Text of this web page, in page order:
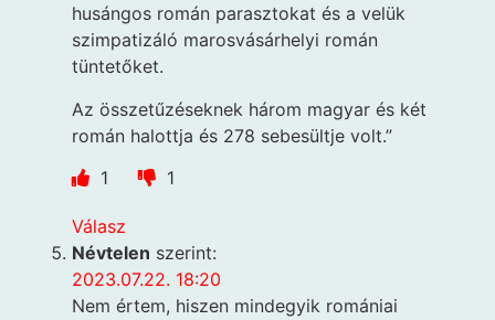
husángos román parasztokat és a velük
szimpatizáló marosvásárhelyi román
tüntetőket.
Az összetűzéseknek három magyar és két
román halottja és 278 sebesültje volt.”
1
1
Válasz
Névtelen szerint:
2023.07.22. 18:20
Nem értem, hiszen mindegyik romániai